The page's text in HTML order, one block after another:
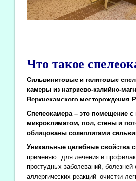
Что такое
Сильвинитовые и галитовые
камеры из натриево-калийно-
Верхнекамского месторождения
Спелеокамера – это помещение с
микроклиматом, пол, стены и
облицованы солеплитами
Уникальные целебные свойства
применяют для лечения и
простудных заболеваний, болезней
аллергических реакций, очистки